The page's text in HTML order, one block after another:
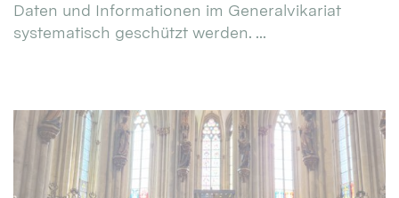
Daten und Informationen im Generalvikariat
systematisch geschützt werden. ...